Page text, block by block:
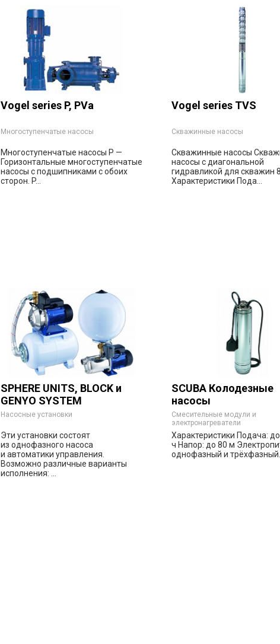
Vogel series P, PVa
Многоступенчатые насосы
Многоступенчатые насосы P —
Горизонтальные многоступенчатые
насосы с подшипниками с обоих
сторон. P...
Vogel series TVS
Скважинные насосы
Скважинные насосы
насосы с диагональной
гидравликой для скважин
Характеристики Пода...
SPHERE UNITS, BLOCK и
GENYO SYSTEM
Насосные установки
Эти установки состоят
из однофазного насоса
и автоматики управления.
Возможно различные варианты
исполнения: ...
SCUBA Колодезные
насосы
Смесительные модули и
электронагреватели
Характеристики Подача:
ч Напор: до 80 м
однофазный и трёхфазный...